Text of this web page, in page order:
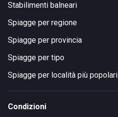
Stabilimenti balneari
Spiagge per regione
Spiagge per provincia
Spiagge per tipo
Spiagge per località più popolari
Condizioni